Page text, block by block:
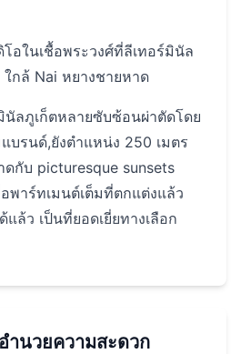
อในเชื้อพระวงศ์ที่ลีเทอร์มินัล
กล้ Nai หยางชายหาด
นัลภูเก็ตหลายซับซ้อนผ่าตัดโดย
บรนด์,ยังตำแหน่ง 250 เมตร
ดกับ picturesque sunsets
พาร์ทเมนต์เต็มที่ตกแต่งแล้ว
ล้ว เป็นที่ยอดเยี่ยทางเลือก
าสบายวันหยุดของ
ล้ Sirinat ชาติสวนสาธารณะ
นวยความสะดวก